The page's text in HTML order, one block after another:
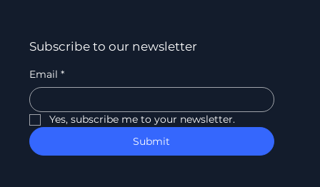
Subscribe to our newsletter
Email *
Yes, subscribe me to your newsletter.
Submit